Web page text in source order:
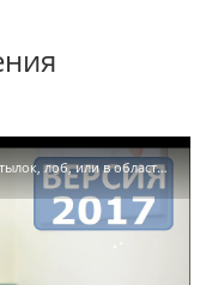
ГОЛОВНАЯ БОЛЬ, лечение. Болит ГОЛОВА, затылок, лоб, или в области висков — КАК ЛЕЧИТЬ.